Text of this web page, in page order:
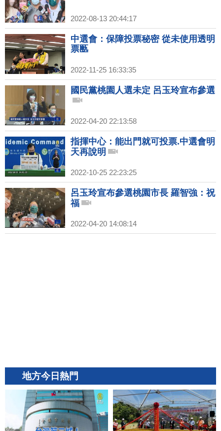
2022-08-13 20:44:17
中選會：保障投票秘密 從未使用透明
票匭
2022-11-25 16:33:35
國民黨桃園人選未定 呂玉玲宣布參選
2022-04-20 22:13:58
指揮中心：能出門就可投票.中選會明
天再說明
2022-10-25 22:23:25
呂玉玲宣布參選桃園市長 羅智強：祝
福
2022-04-20 14:08:14
地方今日熱門